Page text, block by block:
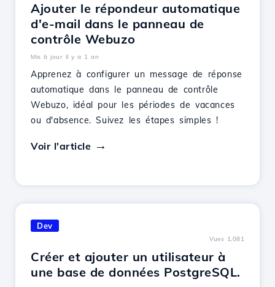
Ajouter le répondeur automatique
d'e-mail dans le panneau de
contrôle Webuzo
Mis à jour il y a 1 an
Apprenez à configurer un message de réponse
automatique dans le panneau de contrôle
Webuzo, idéal pour les périodes de vacances
ou d'absence. Suivez les étapes simples !
Voir l'article
Dev
Vues 1,081
Créer et ajouter un utilisateur à
une base de données PostgreSQL.